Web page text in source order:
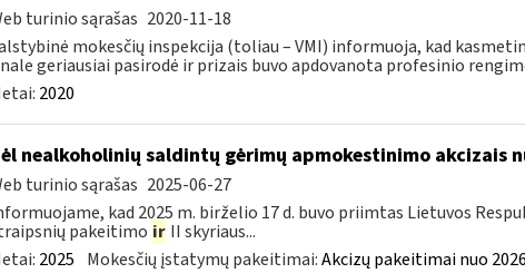
turinio sąrašas 2020-11-18
mokesčių inspekcija (toliau – VMI) informuoja, kad
geriausiai pasirodė ir prizais buvo apdovanota profesinio
2020
nealkoholinių saldintų gėrimų apmokestinimo akcizais
turinio sąrašas 2025-06-27
kad 2025 m. birželio 17 d. buvo priimtas Lietuvos
pakeitimo ir II skyriaus...
2025 Mokesčių įstatymų pakeitimai:Akcizų pakeitimai nuo